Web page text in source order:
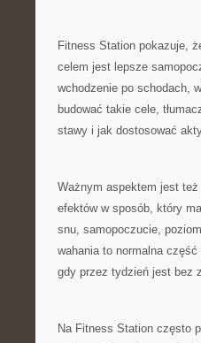
Fitness Station pokazuje,
celem jest lepsze
wchodzenie po schodach,
budować takie cele,
stawy i jak dostosować
Ważnym aspektem jest
efektów w sposób, który
snu, samopoczucie,
wahania to normalna
gdy przez tydzień jest bez
Na Fitness Station często